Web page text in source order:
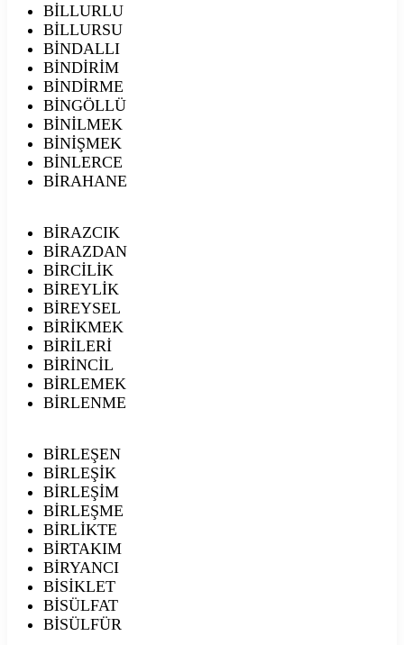
BİLLURLU
BİLLURSU
BİNDALLI
BİNDİRİM
BİNDİRME
BİNGÖLLÜ
BİNİLMEK
BİNİŞMEK
BİNLERCE
BİRAHANE
BİRAZCIK
BİRAZDAN
BİRCİLİK
BİREYLİK
BİREYSEL
BİRİKMEK
BİRİLERİ
BİRİNCİL
BİRLEMEK
BİRLENME
BİRLEŞEN
BİRLEŞİK
BİRLEŞİM
BİRLEŞME
BİRLİKTE
BİRTAKIM
BİRYANCI
BİSİKLET
BİSÜLFAT
BİSÜLFÜR